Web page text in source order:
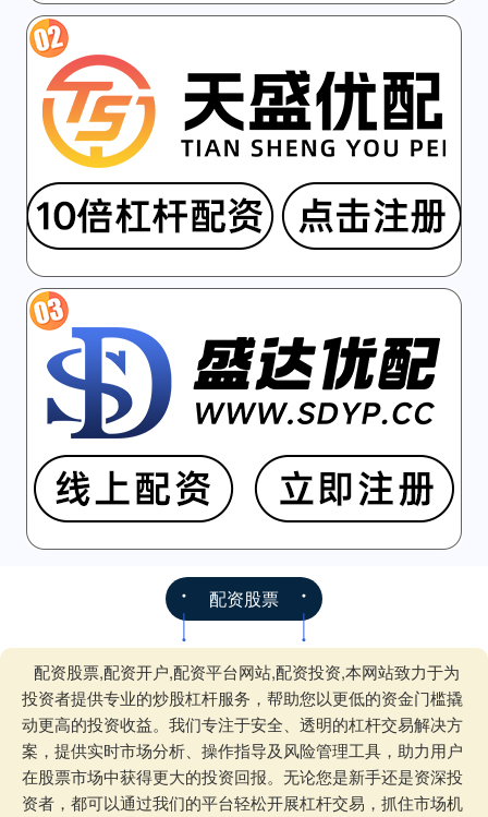
配资股票
配资股票,配资开户,配资平台网站,配资投资,本网站致力于为
投资者提供专业的炒股杠杆服务，帮助您以更低的资金门槛撬
动更高的投资收益。我们专注于安全、透明的杠杆交易解决方
案，提供实时市场分析、操作指导及风险管理工具，助力用户
在股票市场中获得更大的投资回报。无论您是新手还是资深投
资者，都可以通过我们的平台轻松开展杠杆交易，抓住市场机